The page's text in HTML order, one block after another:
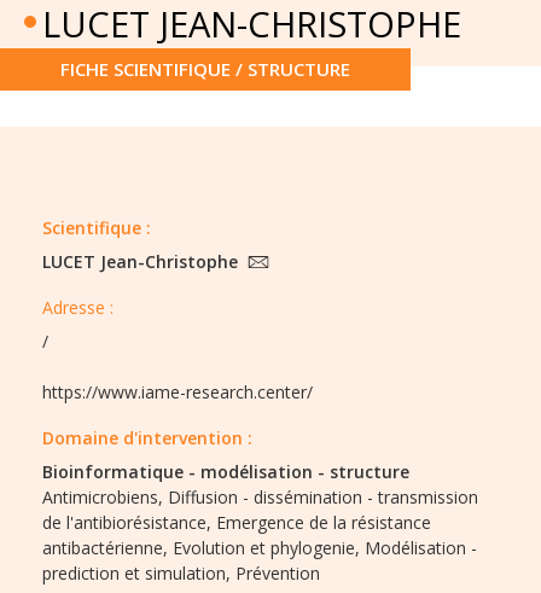
LUCET JEAN-CHRISTOPHE
FICHE SCIENTIFIQUE / STRUCTURE
Scientifique :
LUCET Jean-Christophe
Adresse :
/
https://www.iame-research.center/
Domaine d'intervention :
Bioinformatique - modélisation - structure
Antimicrobiens, Diffusion - dissémination - transmission
de l'antibiorésistance, Emergence de la résistance
antibactérienne, Evolution et phylogenie, Modélisation -
prediction et simulation, Prévention